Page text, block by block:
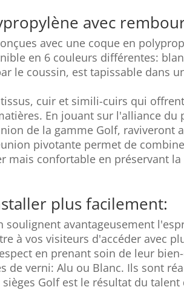
avec
avec une coque en
en 6 couleurs différentes:
le coussin, est tapissable dans
cuir et simili-cuirs qui
En jouant sur l'alliance
de la gamme Golf, raviveront
pivotante permet de
mais confortable en préservant
plus facilement:
avantageusement
à vos visiteurs d'accéder avec
en prenant soin de leur
de verni: Alu ou Blanc. Ils sont
Golf est le résultat du